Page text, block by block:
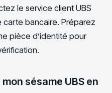
le service client UBS
carte bancaire. Préparez
pièce d’identité pour
sésame UBS en